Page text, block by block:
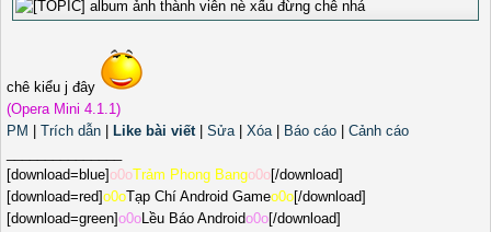
nè xấu đừng chê nhá
chê kiểu j đây
(Opera Mini 4.1.1)
PM
Trích dẫn Like bài viết| Sửa| Xóa| Báo cáo
Cảnh cáo
[download=blue] o0oTrảm Phong Bango0o[/download]
[download=red]o0oTạp Chí Android Gameo0o[/download]
[download=green]o0oLều Báo Androido0o[/download]